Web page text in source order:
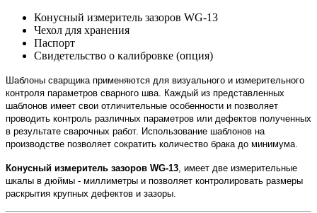
Конусный измеритель зазоров WG-13
Чехол для хранения
Паспорт
Свидетельство о калибровке (опция)
Шаблоны сварщика применяются для визуального и измерительного
контроля параметров сварного шва. Каждый из представленных
шаблонов имеет свои отличительные особенности и позволяет
проводить контроль различных параметров или дефектов полученных
в результате сварочных работ. Использование шаблонов на
производстве позволяет сократить количество брака до минимума.
Конусный измеритель зазоров WG-13 , имеет две измерительные
шкалы в дюймы - миллиметры и позволяет контролировать размеры
раскрытия крупных дефектов и зазоры.